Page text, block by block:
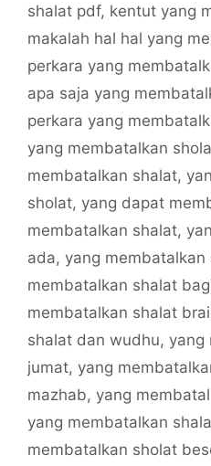
shalat pdf, kentut yang
makalah hal hal yang
perkara yang
apa saja yang
perkara yang
yang membatalkan
membatalkan shalat,
sholat, yang dapat
membatalkan shalat,
ada, yang membatalkan
membatalkan shalat
membatalkan shalat
shalat dan wudhu, yang
jumat, yang
mazhab, yang
yang membatalkan
membatalkan sholat